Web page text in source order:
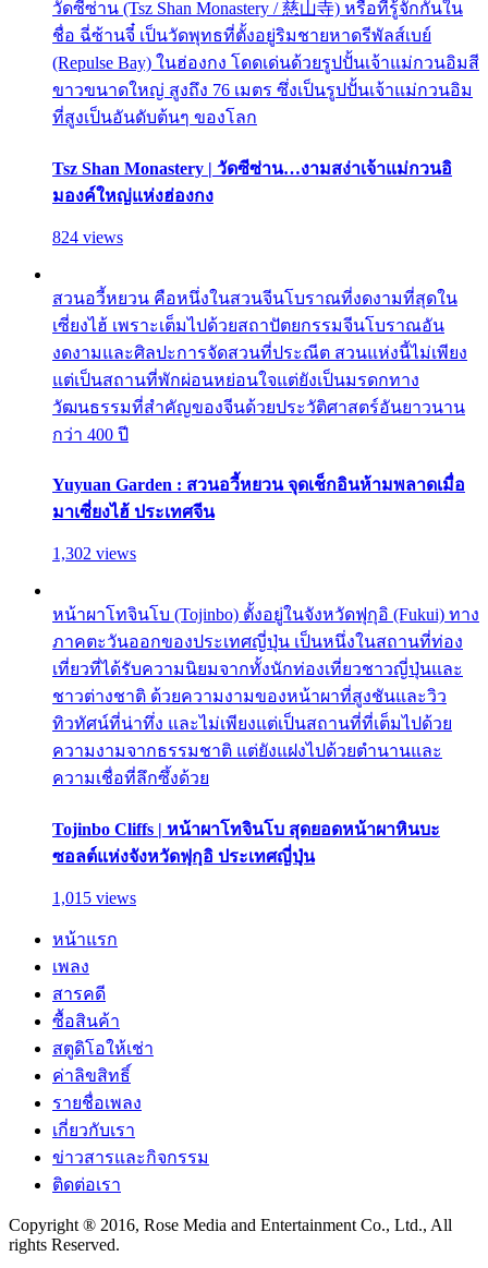
วัดซีซ่าน (Tsz Shan Monastery / 慈山寺) หรือที่รู้จักกันใน
ชื่อ ฉี่ซ้านจี๋ เป็นวัดพุทธที่ตั้งอยู่ริมชายหาดรีพัลส์เบย์
(Repulse Bay) ในฮ่องกง โดดเด่นด้วยรูปปั้นเจ้าแม่กวนอิมสี
ขาวขนาดใหญ่ สูงถึง 76 เมตร ซึ่งเป็นรูปปั้นเจ้าแม่กวนอิม
ที่สูงเป็นอันดับต้นๆ ของโลก
Tsz Shan Monastery | วัดซีซ่าน…งามสง่าเจ้าแม่กวนอิ
มองค์ใหญ่แห่งฮ่องกง
824 views
สวนอวี้หยวน คือหนึ่งในสวนจีนโบราณที่งดงามที่สุดใน
เซี่ยงไฮ้ เพราะเต็มไปด้วยสถาปัตยกรรมจีนโบราณอัน
งดงามและศิลปะการจัดสวนที่ประณีต สวนแห่งนี้ไม่เพียง
แต่เป็นสถานที่พักผ่อนหย่อนใจแต่ยังเป็นมรดกทาง
วัฒนธรรมที่สำคัญของจีนด้วยประวัติศาสตร์อันยาวนาน
กว่า 400 ปี
Yuyuan Garden : สวนอวี้หยวน จุดเช็กอินห้ามพลาดเมื่อ
มาเซี่ยงไฮ้ ประเทศจีน
1,302 views
หน้าผาโทจินโบ (Tojinbo) ตั้งอยู่ในจังหวัดฟุกุอิ (Fukui) ทาง
ภาคตะวันออกของประเทศญี่ปุ่น เป็นหนึ่งในสถานที่ท่อง
เที่ยวที่ได้รับความนิยมจากทั้งนักท่องเที่ยวชาวญี่ปุ่นและ
ชาวต่างชาติ ด้วยความงามของหน้าผาที่สูงชันและวิว
ทิวทัศน์ที่น่าทึ่ง และไม่เพียงแต่เป็นสถานที่ที่เต็มไปด้วย
ความงามจากธรรมชาติ แต่ยังแฝงไปด้วยตำนานและ
ความเชื่อที่ลึกซึ้งด้วย
Tojinbo Cliffs | หน้าผาโทจินโบ สุดยอดหน้าผาหินบะ
ซอลต์แห่งจังหวัดฟุกุอิ ประเทศญี่ปุ่น
1,015 views
หน้าแรก
เพลง
สารคดี
ซื้อสินค้า
สตูดิโอให้เช่า
ค่าลิขสิทธิ์
รายชื่อเพลง
เกี่ยวกับเรา
ข่าวสารและกิจกรรม
ติดต่อเรา
Copyright ® 2016, Rose Media and Entertainment Co., Ltd., All
rights Reserved.